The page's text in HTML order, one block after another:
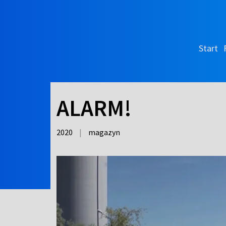
Start
ALARM!
2020 | magazyn